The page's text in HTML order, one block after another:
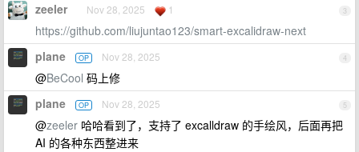
3
zeeler Nov 28, 2025 1
https://github.com/liujuntao123/smart-excalidraw-next
4
plane OP Nov 28, 2025
@BeCool 码上修
5
plane OP Nov 28, 2025
@zeeler 哈哈看到了，支持了 excalldraw 的手绘风，后面再把
AI 的各种东西整进来